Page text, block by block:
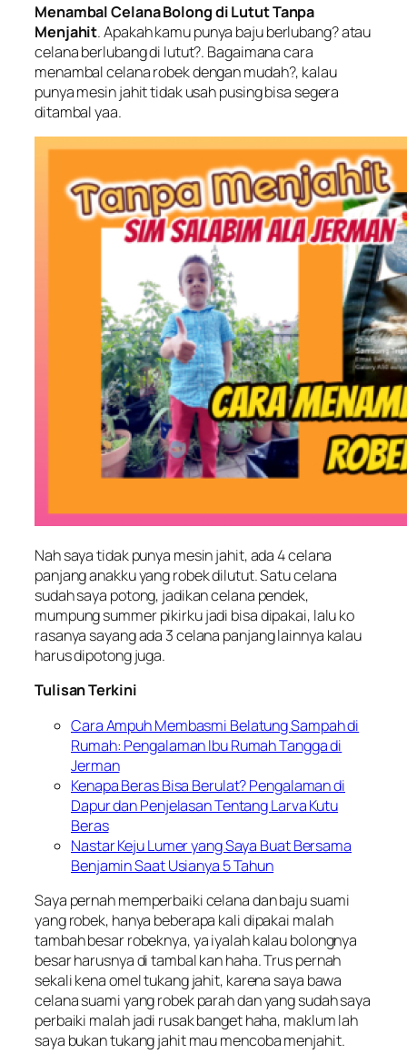
Menambal Celana Bolong di Lutut Tanpa
Menjahit. Apakah kamu punya baju berlubang? atau
celana berlubang di lutut?. Bagaimana cara
menambal celana robek dengan mudah?, kalau
punya mesin jahit tidak usah pusing bisa segera
ditambal yaa.
Nah saya tidak punya mesin jahit, ada 4 celana
panjang anakku yang robek dilutut. Satu celana
sudah saya potong, jadikan celana pendek,
mumpung summer pikirku jadi bisa dipakai, lalu ko
rasanya sayang ada 3 celana panjang lainnya kalau
harus dipotong juga.
Tulisan Terkini
Cara Ampuh Membasmi Belatung Sampah di
Rumah: Pengalaman Ibu Rumah Tangga di
Jerman
Kenapa Beras Bisa Berulat? Pengalaman di
Dapur dan Penjelasan Tentang Larva Kutu
Beras
Nastar Keju Lumer yang Saya Buat Bersama
Benjamin Saat Usianya 5 Tahun
Saya pernah memperbaiki celana dan baju suami
yang robek, hanya beberapa kali dipakai malah
tambah besar robeknya, ya iyalah kalau bolongnya
besar harusnya di tambal kan haha. Trus pernah
sekali kena omel tukang jahit, karena saya bawa
celana suami yang robek parah dan yang sudah saya
perbaiki malah jadi rusak banget haha, maklum lah
saya bukan tukang jahit mau mencoba menjahit.